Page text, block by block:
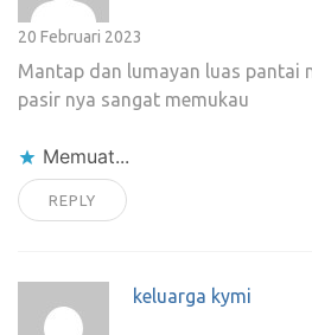
20 Februari 2023
Mantap dan lumayan luas pantai
pasir nya sangat memukau
Memuat...
REPLY
keluarga kymi